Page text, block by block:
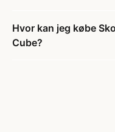
Hvor kan jeg købe
Cube?